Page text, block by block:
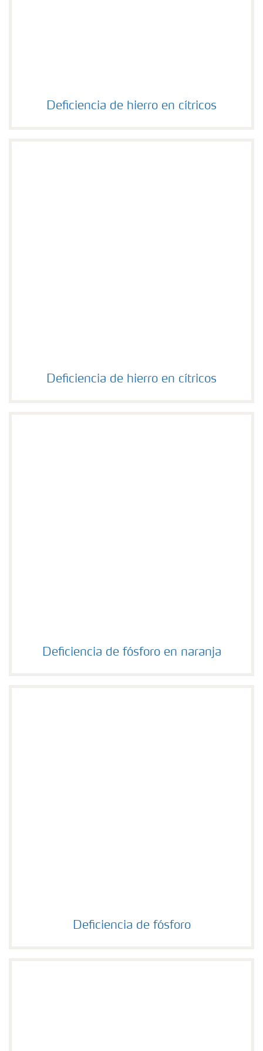
Deficiencia de hierro en cítricos
Deficiencia de hierro en cítricos
Deficiencia de hierro en cítricos
Deficiencia de hierro en cítricos
Deficiencia de fósforo en naranja
Deficiencia de fósforo en naranja
Deficiencia de fósforo
Deficiencia de fósforo